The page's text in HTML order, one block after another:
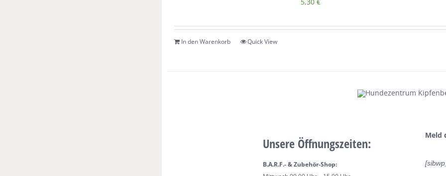
In den Warenkorb Quick View
Unsere Öffnungszeiten:
B.A.R.F.- & Zubehör-Shop:
Meld